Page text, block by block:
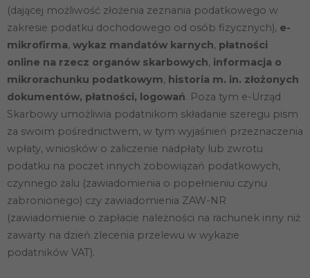
(dającej możliwość złożenia zeznania podatkowego w
zakresie podatku dochodowego od osób fizycznych), e-
mikrofirma, wykaz mandatów karnych, płatności
online na rzecz organów skarbowych, informacja o
mikrorachunku podatkowym, historia m. in. złożonych
dokumentów, płatności, logowań. Poza tym e-Urząd
Skarbowy umożliwia podatnikom składanie szeregu pism
za swoim pośrednictwem, w tym wyjaśnień przeznaczenia
wpłaty, wniosków o zaliczenie nadpłaty lub zwrotu
podatku na poczet innych zobowiązań podatkowych,
czynnego żalu (zawiadomienia o popełnieniu czynu
zabronionego) czy zawiadomienia ZAW-NR
(zawiadomienie o zapłacie należności na rachunek inny niż
zawarty na dzień zlecenia przelewu w wykazie
podatników VAT).
Konieczne
Te pliki cookie
nie są
opcjonalne. Są
do
funkcjonowania
internetowej.
Statystyka
Abyśmy mogli
poprawić
funkcjonalność
strony